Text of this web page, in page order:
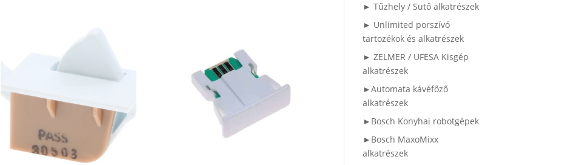
► Tűzhely / Sütő alkatrészek
► Unlimited porszívó
tartozékok és alkatrészek
► ZELMER / UFESA Kisgép
alkatrészek
►Automata kávéfőző
alkatrészek
►Bosch Konyhai robotgépek
►Bosch MaxoMixx
alkatrészek